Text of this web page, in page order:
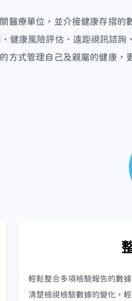
醫療單位，並介接健康存摺
健康風險評估、遠距視訊諮
方式管理自己及親屬的健康
輕鬆整合多項檢驗報告的數
清楚檢視檢驗數據的變化，